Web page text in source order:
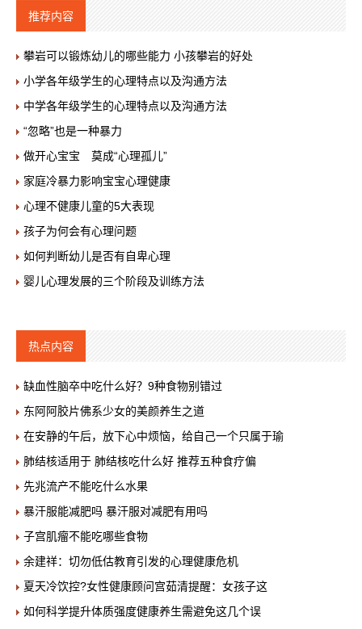
推荐内容
攀岩可以锻炼幼儿的哪些能力 小孩攀岩的好处
小学各年级学生的心理特点以及沟通方法
中学各年级学生的心理特点以及沟通方法
“忽略”也是一种暴力
做开心宝宝 莫成“心理孤儿”
家庭冷暴力影响宝宝心理健康
心理不健康儿童的5大表现
孩子为何会有心理问题
如何判断幼儿是否有自卑心理
婴儿心理发展的三个阶段及训练方法
热点内容
缺血性脑卒中吃什么好？9种食物别错过
东阿阿胶片佛系少女的美颜养生之道
在安静的午后，放下心中烦恼，给自己一个只属于瑜
肺结核适用于 肺结核吃什么好 推荐五种食疗偏
先兆流产不能吃什么水果
暴汗服能减肥吗 暴汗服对减肥有用吗
子宫肌瘤不能吃哪些食物
余建祥：切勿低估教育引发的心理健康危机
夏天冷饮控?女性健康顾问宫茹清提醒：女孩子这
如何科学提升体质强度健康养生需避免这几个误